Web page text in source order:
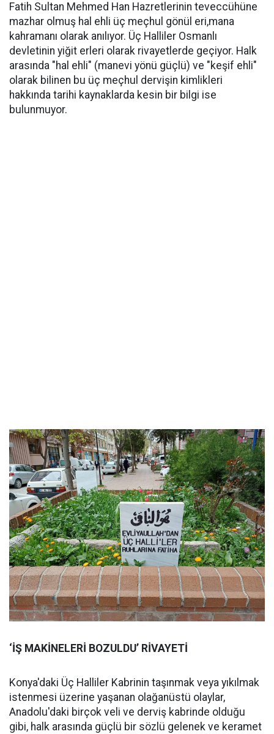
Fatih Sultan Mehmed Han Hazretlerinin teveccühüne
mazhar olmuş hal ehli üç meçhul gönül eri,mana
kahramanı olarak anılıyor. Üç Halliler Osmanlı
devletinin yiğit erleri olarak rivayetlerde geçiyor. Halk
arasında "hal ehli" (manevi yönü güçlü) ve "keşif ehli"
olarak bilinen bu üç meçhul dervişin kimlikleri
hakkında tarihi kaynaklarda kesin bir bilgi ise
bulunmuyor.
‘İŞ MAKİNELERİ BOZULDU’ RİVAYETİ
Konya'daki Üç Halliler Kabrinin taşınmak veya yıkılmak
istenmesi üzerine yaşanan olağanüstü olaylar,
Anadolu'daki birçok veli ve derviş kabrinde olduğu
gibi, halk arasında güçlü bir sözlü gelenek ve keramet